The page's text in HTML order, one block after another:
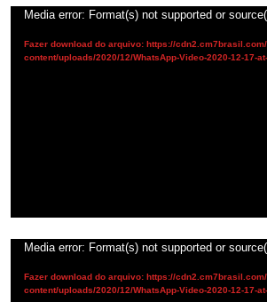
Tocador
de
vídeo
Media error: Format(s) not supported or
Fazer download do arquivo: https://
content/uploads/2020/12/WhatsApp-Video-2020-12-17-
Tocador
de
vídeo
Media error: Format(s) not supported or
Fazer download do arquivo: https://
content/uploads/2020/12/WhatsApp-Video-2020-12-17-